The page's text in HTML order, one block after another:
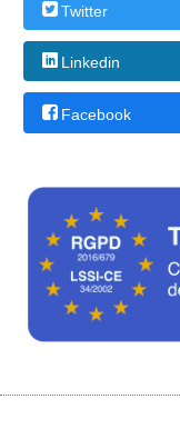
Twitter
Linkedin
Facebook